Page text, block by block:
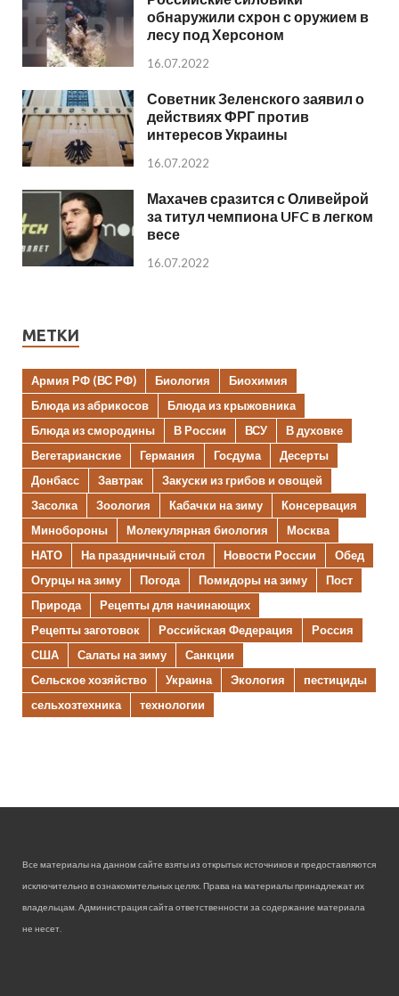
обнаружили схрон с оружием в
лесу под Херсоном
16.07.2022
Советник Зеленского заявил о
действиях ФРГ против
интересов Украины
16.07.2022
Махачев сразится с Оливейрой
за титул чемпиона UFC в легком
весе
16.07.2022
МЕТКИ
Армия РФ (ВС РФ) Биология
Биохимия
Блюда из абрикосов
Блюда из крыжовника
Блюда из смородины
В России ВСУ
В духовке
Вегетарианские
Германия Госдума
Десерты
Донбасс
Завтрак
Закуски из грибов и овощей
Засолка
Зоология Кабачки на зиму
Консервация
Минобороны
Молекулярная биология
Москва
НАТО
На праздничный стол Новости России
Обед
Огурцы на зиму
Погода Помидоры на зиму
Пост
Природа
Рецепты для начинающих
Рецепты заготовок
Российская Федерация
Россия
США
Салаты на зиму
Санкции
Сельское хозяйство
Украина Экология
пестициды
сельхозтехника
технологии
Все материалы на данном сайте взяты из открытых источников и предоставляются
исключительно в ознакомительных целях. Права на материалы принадлежат их
владельцам. Администрация сайта ответственности за содержание материала
не несет.